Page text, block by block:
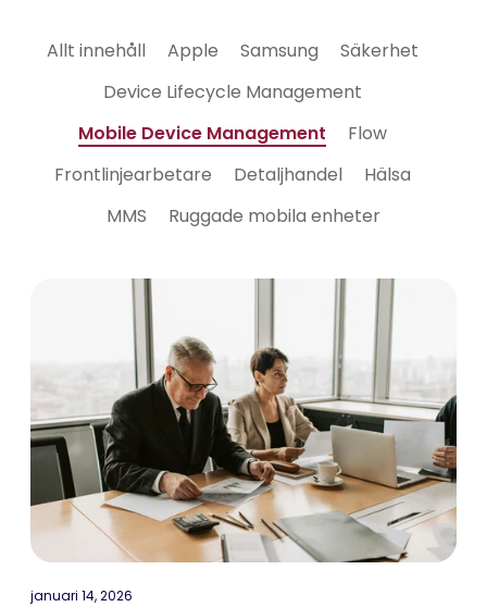
Allt innehåll Apple Samsung
Säkerhet
Device Lifecycle Management
Mobile Device Management
Flow
Frontlinjearbetare
Detaljhandel
Hälsa
MMS
Ruggade mobila enheter
januari 14, 2026